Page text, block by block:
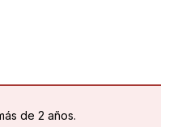
de 2 años.